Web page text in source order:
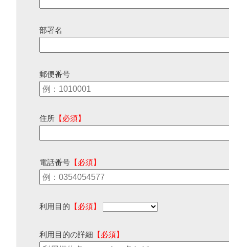
部署名
郵便番号
住所 【必須】
電話番号 【必須】
利用目的 【必須】
利用目的の詳細 【必須】